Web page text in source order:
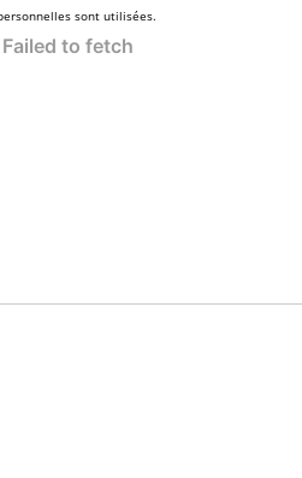
sont utilisées.